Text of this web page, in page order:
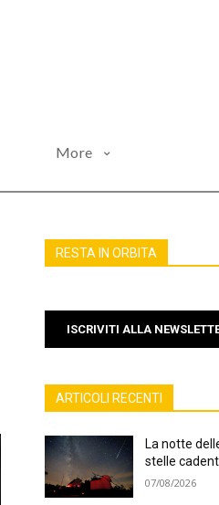
More
RESTA IN ORBITA
ISCRIVITI ALLA
ARTICOLI RECENTI
La notte
stelle
07/08/2026